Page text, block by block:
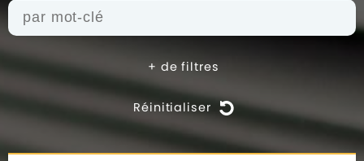
+ de filtres
Réinitialiser